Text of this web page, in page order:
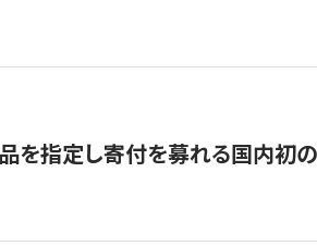
を指定し寄付を募れる国内初の